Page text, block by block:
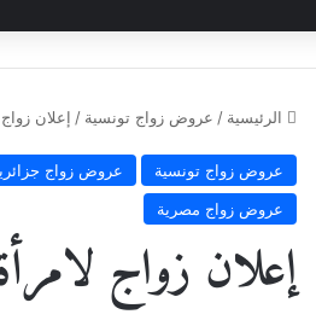
الرئيسية / عروض زواج تونسية / إعلان
عروض زواج تونسية عروض زواج
عروض زواج مصرية
إعلان زواج